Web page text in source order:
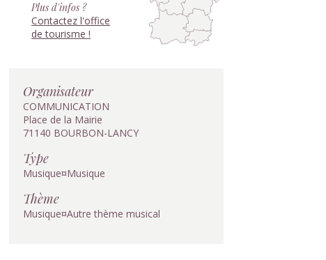
Plus d'infos ?
Contactez l'office
de tourisme !
Organisateur
COMMUNICATION
Place de la Mairie
71140 BOURBON-LANCY
Type
Musique¤Musique
Thème
Musique¤Autre thème musical